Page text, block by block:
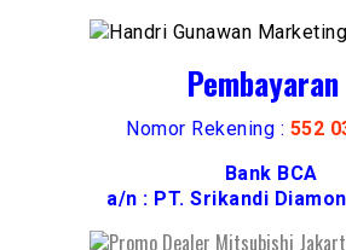
Nomor Rekening : 552
Bank BCA
a/n : PT. Srikandi